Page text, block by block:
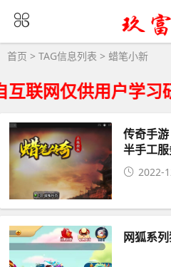
首页 > TAG信息列表 > 蜡笔小新
联网仅供用户学
传奇手
半手工
端 2022-
网狐系